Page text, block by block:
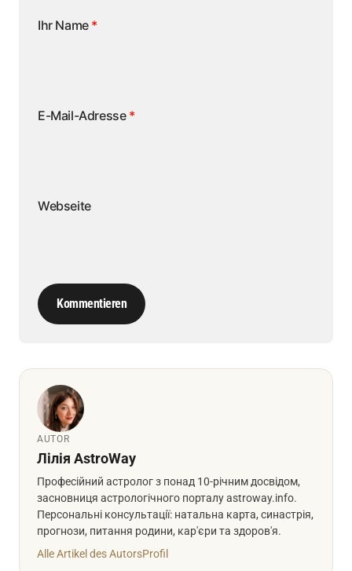
Ihr Name *
E-Mail-Adresse *
Webseite
Kommentieren
AUTOR
Лілія AstroWay
Професійний астролог з понад 10-річним досвідом,
засновниця астрологічного порталу astroway.info.
Персональні консультації: натальна карта, синастрія,
прогнози, питання родини, кар'єри та здоров'я.
Alle Artikel des AutorsProfil